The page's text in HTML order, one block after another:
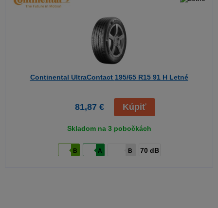
Continental UltraContact 195/65 R15 91 H Letné
81,87 € Kúpiť
Skladom na 3 pobočkách
B A B 70 dB